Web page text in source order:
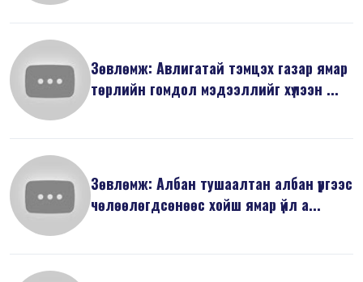
Зөвлөмж: Авлигатай тэмцэх газар ямар
төрлийн гомдол мэдээллийг хүлээн ...
Зөвлөмж: Албан тушаалтан албан үүргээс
чөлөөлөгдсөнөөс хойш ямар үйл а...